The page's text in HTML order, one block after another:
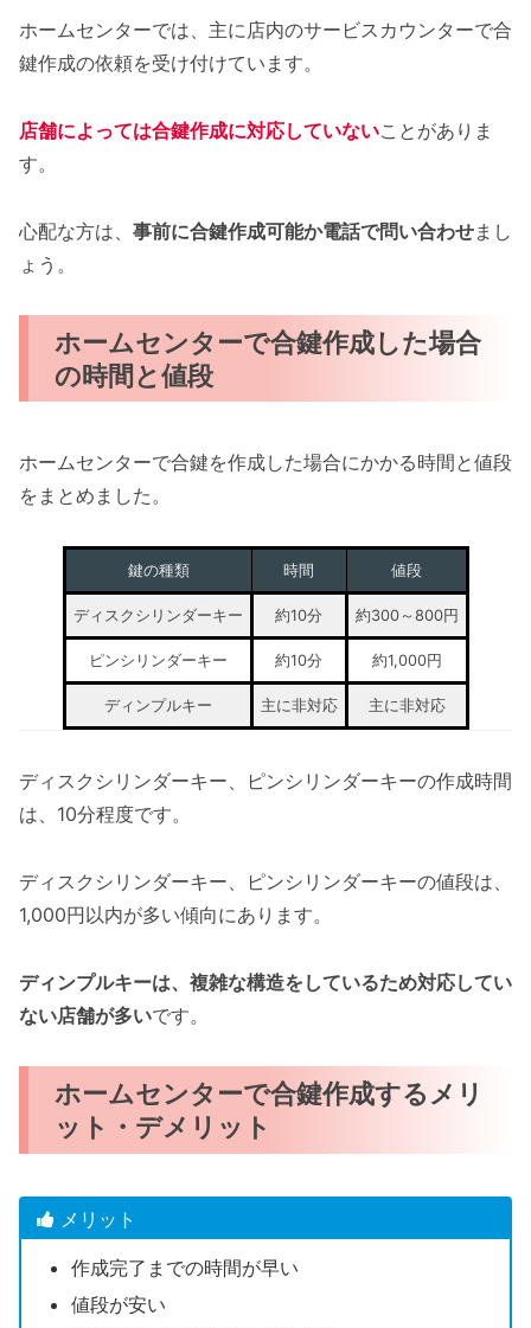
ホームセンターでは、主に店内のサービスカウンターで合
鍵作成の依頼を受け付けています。
店舗によっては合鍵作成に対応していないことがありま
す。
心配な方は、 事前に合鍵作成可能か電話で問い合わせまし
ょう。
ホームセンターで合鍵作成した場合
の時間と値段
ホームセンターで合鍵を作成した場合にかかる時間と値段
をまとめました。
鍵の種類 時間 値段
ディスクシリンダーキー 約10分 約300～800円
ピンシリンダーキー 約10分 約1,000円
ディンプルキー 主に非対応 主に非対応
ディスクシリンダーキー、ピンシリンダーキーの作成時間
は、10分程度です。
ディスクシリンダーキー、ピンシリンダーキーの値段は、
1,000円以内が多い傾向にあります。
ディンプルキーは、複雑な構造をしているため対応してい
ない店舗が多いです。
ホームセンターで合鍵作成するメリ
ット・デメリット
メリット
作成完了までの時間が早い
値段が安い